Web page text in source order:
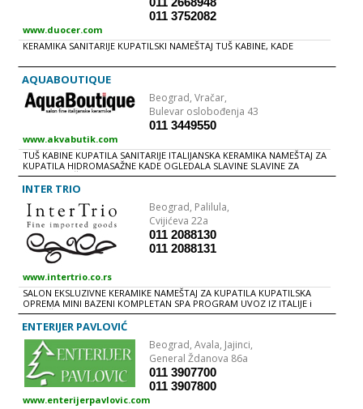
011 3752082
www.duocer.com
KERAMIKA SANITARIJE KUPATILSKI NAMEŠTAJ TUŠ KABINE, KADE
AQUABOUTIQUE
Beograd,Vračar,
Bulevar oslobođenja 43
011 3449550
www.akvabutik.com
TUŠ KABINE KUPATILA SANITARIJE ITALIJANSKA KERAMIKA NAMEŠTAJ ZA
KUPATILA HIDROMASAŽNE KADE OGLEDALA SLAVINE SLAVINE ZA
KUHINjU TUŠEVI PARKETI LAJSNE GALANTERIJA LEPKOVI SAUNE i
HAMAM RADIJATORI MATERIJAL ZA INSTALACIJU RADNO VREME radnim
INTER TRIO
Beograd, Palilula,
Cvijićeva 22a
011 2088130
011 2088131
www.intertrio.co.rs
SALON EKSLUZIVNE KERAMIKE NAMEŠTAJ ZA KUPATILA KUPATILSKA
OPREMA MINI BAZENI KOMPLETAN SPA PROGRAM UVOZ IZ ITALIJE i
NEMAČKE
ENTERIJER PAVLOVIĆ
Beograd,Avala, Jajinci,
General Ždanova 86a
011 3907700
011 3907800
www.enterijerpavlovic.com